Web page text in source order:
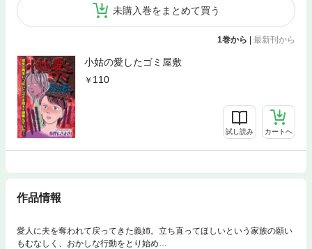
未購入巻をまとめて買う
1巻から | 最新刊から
小姑の愛したゴミ屋敷
110
試し読み カートへ
作品情報
愛人に夫を奪われて戻ってきた義姉。立ち直ってほしいという家族の願い
もむなしく、おかしな行動をとり始め…